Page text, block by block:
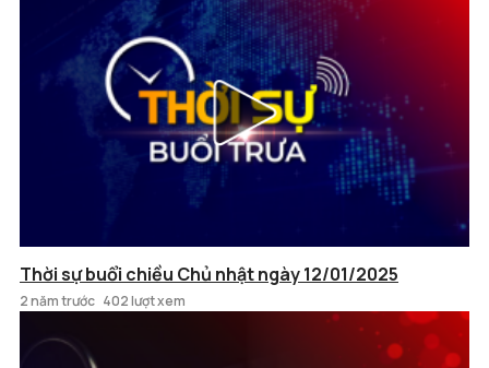
Thời sự buổi chiều Chủ nhật ngày 12/01/2025
2 năm trước 402 lượt xem